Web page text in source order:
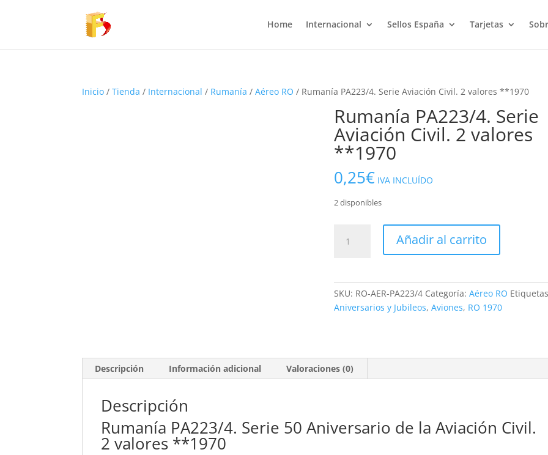
Home Internacional Sellos España Tarjetas
Inicio /Tienda / Internacional / Rumanía /Aéreo RO / Rumanía PA223/4. Serie Aviación Civil. 2 valores **1970
Rumanía PA223/4. Serie
Aviación Civil. 2 valores
**1970
0,25€ IVA INCLUÍDO
2 disponibles
PA223/4.
Añadir al carrito
SKU: RO-AER-PA223/4 Categoría:Aéreo RO
Aniversarios y Jubileos,Aviones, RO 1970
Descripción Información adicional Valoraciones (0)
Descripción
Rumanía PA223/4. Serie 50 Aniversario de la Aviación Civil.
2 valores **1970